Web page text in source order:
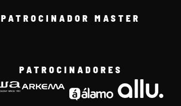
PATROCINADOR MASTER
PATROCINADORES